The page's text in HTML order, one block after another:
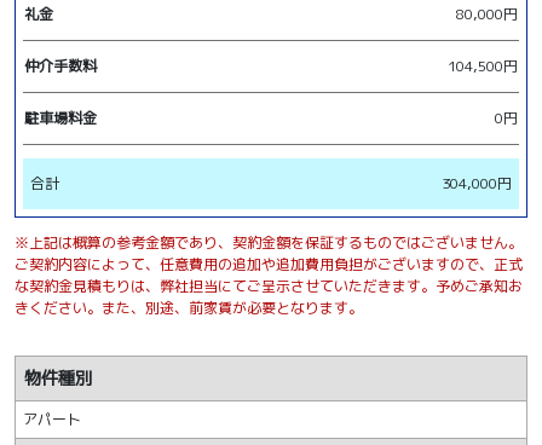
礼金 80,000円
仲介手数料 104,500円
駐車場料金 0円
合計 304,000円
※上記は概算の参考金額であり、契約金額を保証するものではございません。
ご契約内容によって、任意費用の追加や追加費用負担がございますので、正式
な契約金見積もりは、弊社担当にてご呈示させていただきます。予めご承知お
きください。また、別途、前家賃が必要となります。
物件種別
アパート